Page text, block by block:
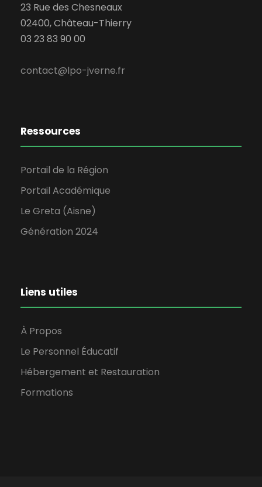
23 Rue des Chesneaux
02400, Château-Thierry
03 23 83 90 00
contact@lpo-jverne.fr
Ressources
Portail de la Région
Portail Académique
Le Greta (Aisne)
Génération 2024
Liens utiles
À Propos
Le Personnel Éducatif
Hébergement et Restauration
Formations